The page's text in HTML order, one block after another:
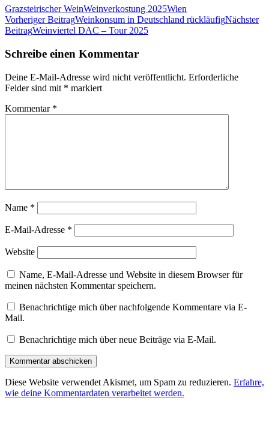
Grazsteirischer WeinWeinverkostung 2025Wien
Beitragsnavigation
Vorheriger BeitragWeinkonsum in Deutschland rückläufigNächster
BeitragWeinviertel DAC – Tour 2025
Schreibe einen Kommentar
Deine E-Mail-Adresse wird nicht veröffentlicht. Erforderliche
Felder sind mit * markiert
Kommentar *
Name *
E-Mail-Adresse *
Website
Name, E-Mail-Adresse und Website in diesem Browser für
meinen nächsten Kommentar speichern.
Benachrichtige mich über nachfolgende Kommentare via E-
Mail.
Benachrichtige mich über neue Beiträge via E-Mail.
Diese Website verwendet Akismet, um Spam zu reduzieren. Erfahre,
wie deine Kommentardaten verarbeitet werden.